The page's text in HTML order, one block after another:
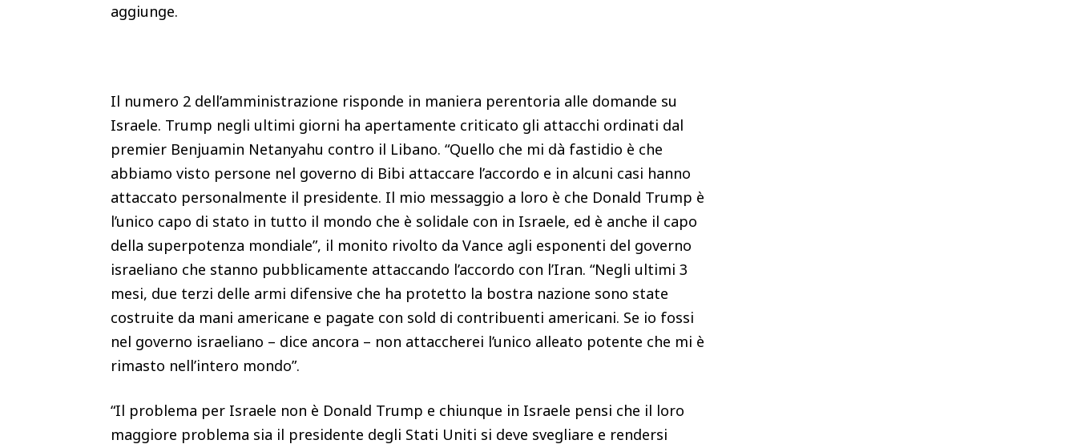
aggiunge.
Il numero 2 dell’amministrazione risponde in maniera perentoria alle domande su
Israele. Trump negli ultimi giorni ha apertamente criticato gli attacchi ordinati dal
premier Benjuamin Netanyahu contro il Libano. “Quello che mi dà fastidio è che
abbiamo visto persone nel governo di Bibi attaccare l’accordo e in alcuni casi hanno
attaccato personalmente il presidente. Il mio messaggio a loro è che Donald Trump è
l’unico capo di stato in tutto il mondo che è solidale con in Israele, ed è anche il capo
della superpotenza mondiale”, il monito rivolto da Vance agli esponenti del governo
israeliano che stanno pubblicamente attaccando l’accordo con l’Iran. “Negli ultimi 3
mesi, due terzi delle armi difensive che ha protetto la bostra nazione sono state
costruite da mani americane e pagate con sold di contribuenti americani. Se io fossi
nel governo israeliano – dice ancora – non attaccherei l’unico alleato potente che mi è
rimasto nell’intero mondo”.
“Il problema per Israele non è Donald Trump e chiunque in Israele pensi che il loro
maggiore problema sia il presidente degli Stati Uniti si deve svegliare e rendersi